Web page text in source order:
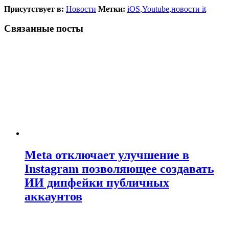
Присутствует в: Новости Метки: iOS,Youtube,новости it
Связанные посты
Meta отключает улучшение в
Instagram позволяющее создавать
ИИ дипфейки публичных
аккаунтов